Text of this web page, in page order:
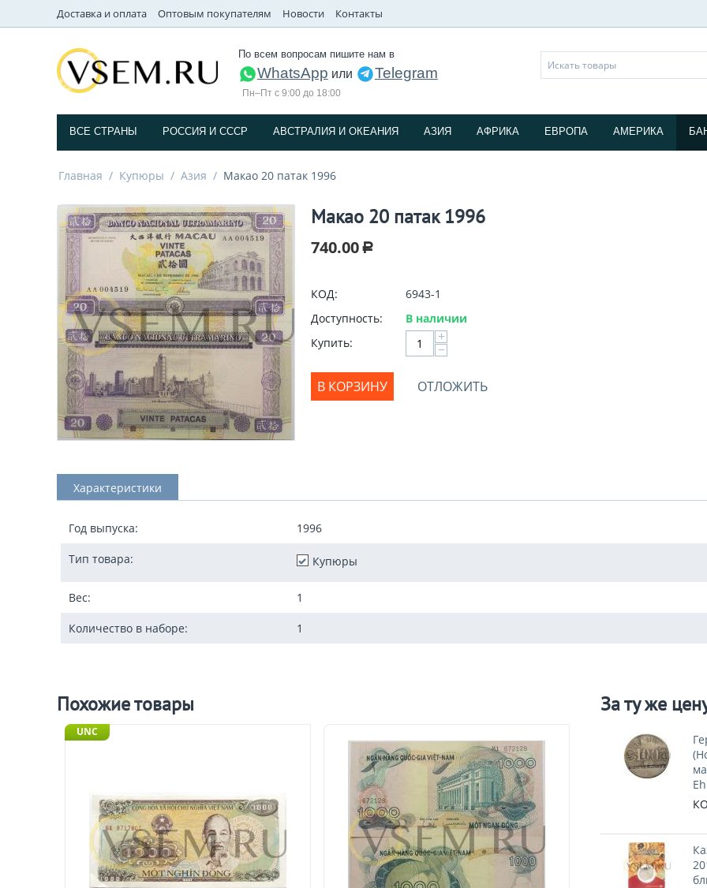
Доставка и оплата Оптовым покупателям Новости Контакты
По всем вопросам пишите нам в
WhatsApp или Telegram
Пн–Пт с 9:00 до 18:00
ВСЕ СТРАНЫ РОССИЯ И СССP АВСТРАЛИЯ И ОКЕАНИЯ АЗИЯ АФРИКА ЕВРОПА АМЕРИКА
Главная / Купюры / Азия / Макао 20 патак 1996
Макао 20 патак 1996
740.00 Р
КОД:
6943-1
Доступность:
В наличии
Купить:
+
−
В КОРЗИНУ ОТЛОЖИТЬ
Характеристики
Год выпуска: 1996
Тип товара: Купюры
Вес: 1
Количество в наборе: 1
Похожие товары
UNC
За ту же